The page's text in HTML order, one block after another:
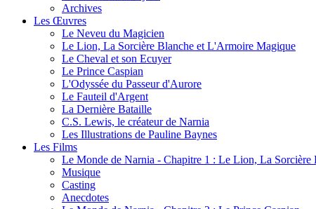
Archives
Les Œuvres
Le Neveu du Magicien
Le Lion, La Sorcière Blanche et L'Armoire Magique
Le Cheval et son Ecuyer
Le Prince Caspian
L'Odyssée du Passeur d'Aurore
Le Fauteil d'Argent
La Dernière Bataille
C.S. Lewis, le créateur de Narnia
Les Illustrations de Pauline Baynes
Les Films
Le Monde de Narnia - Chapitre 1 : Le Lion, La
Musique
Casting
Anecdotes